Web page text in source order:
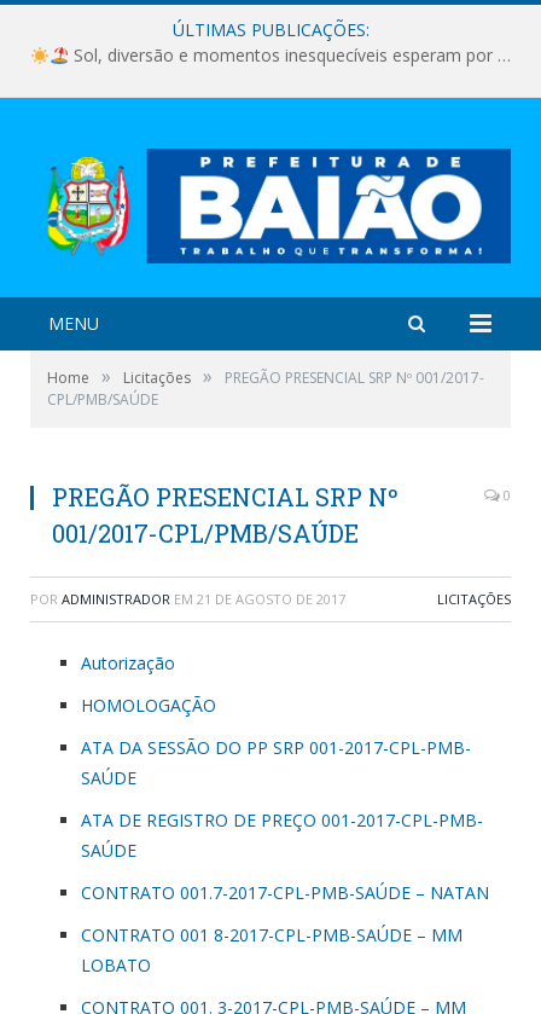
ÚLTIMAS PUBLICAÇÕES:
Sol, diversão e momentos inesquecíveis esperam por você!
MENU
Home » Licitações »
PREGÃO PRESENCIAL SRP Nº 001/2017-
CPL/PMB/SAÚDE
PREGÃO PRESENCIAL SRP Nº
001/2017-CPL/PMB/SAÚDE
0
POR ADMINISTRADOR EM 21 DE AGOSTO DE 2017 LICITAÇÕES
Autorização
HOMOLOGAÇÃO
ATA DA SESSÃO DO PP SRP 001-2017-CPL-PMB-
SAÚDE
ATA DE REGISTRO DE PREÇO 001-2017-CPL-PMB-
SAÚDE
CONTRATO 001.7-2017-CPL-PMB-SAÚDE – NATAN
CONTRATO 001 8-2017-CPL-PMB-SAÚDE – MM
LOBATO
CONTRATO 001. 3-2017-CPL-PMB-SAÚDE – MM